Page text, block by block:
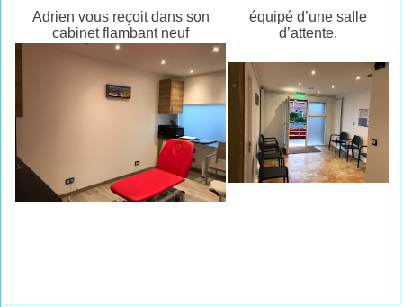
Adrien vous reçoit dans son
cabinet flambant neuf
équipé d’une salle
d’attente.